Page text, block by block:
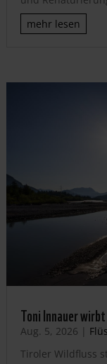
mehr lesen
Toni Innauer
Aug. 5, 2026 |
Tiroler Wildfluss